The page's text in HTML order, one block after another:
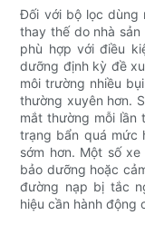
Đối với bộ lọc dùng
thay thế do nhà
phù hợp với điều
dưỡng định kỳ đề
môi trường nhiều
thường xuyên hơn.
mắt thường mỗi lần
trạng bẩn quá mức
sớm hơn. Một số
bảo dưỡng hoặc
đường nạp bị tắc
hiệu cần hành động